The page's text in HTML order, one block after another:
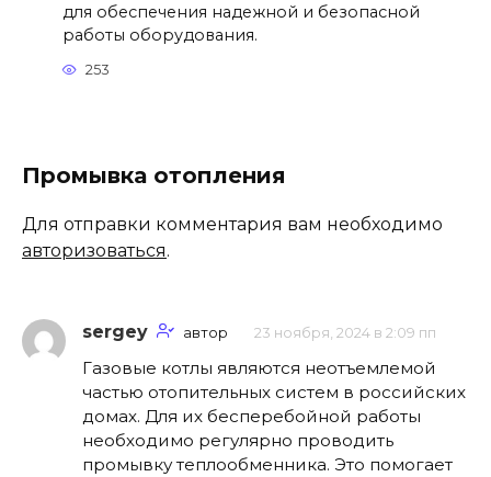
для обеспечения надежной и безопасной
работы оборудования.
253
Промывка отопления
Для отправки комментария вам необходимо
авторизоваться.
sergey автор 23 ноября, 2024 в 2:09 пп
Газовые котлы являются неотъемлемой
частью отопительных систем в российских
домах. Для их бесперебойной работы
необходимо регулярно проводить
промывку теплообменника. Это помогает